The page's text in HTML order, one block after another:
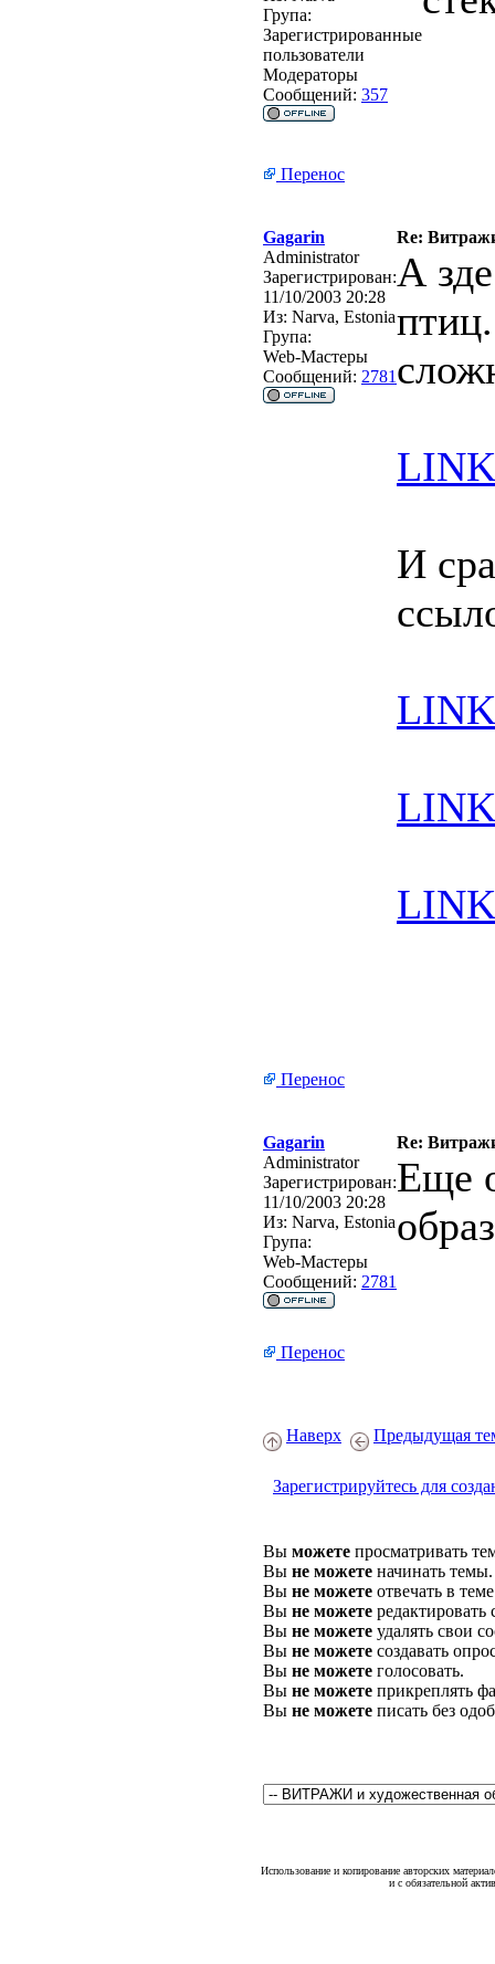
Група:
Зарегистрированные
пользователи
Модераторы
Сообщений: 357
Перенос
Gagarin
Re:
Administrator
Зарегистрирован:
11/10/2003 20:28
Из: Narva, Estonia
Група:
Web-Мастеры
Сообщений: 2781
А
И
Перенос
Gagarin
Re:
Administrator
Зарегистрирован:
11/10/2003 20:28
Из: Narva, Estonia
Група:
Web-Мастеры
Сообщений: 2781
Еще
Перенос
Наверх Предыдущая
Зарегистрируйтесь для
Вы можете просматривать
Вы не можете начинать темы.
Вы не можете отвечать в
Вы не можете
Вы не можете удалять свои
Вы не можете создавать
Вы не можете голосовать.
Вы не можете прикреплять
Вы не можете писать без
Использование и копирование авторских
и с обязательной